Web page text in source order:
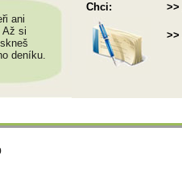
ani
Až si
deníku.
Chci: >>
>>